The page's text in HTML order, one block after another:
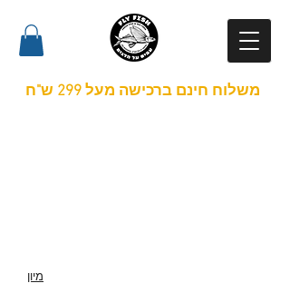
משלוח חינם ברכישה מעל 299 ש"ח
מיון